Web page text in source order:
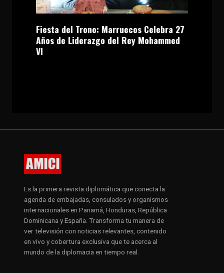
Fiesta del Trono: Marruecos Celebra 27
Años de Liderazgo del Rey Mohammed
VI
Es la primera revista diplomática que conecta la
agenda de embajadas, consulados y organismos
internacionales en Panamá, Honduras, República
Dominicana y España. Transforma tu manera de
ver televisión con noticias relevantes, contenido
en vivo y cobertura exclusiva que te acerca al
mundo de la diplomacia en tiempo real.